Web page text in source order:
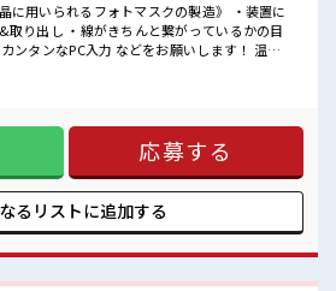
ッフさん多数カツヤク中》
キな職場環境☆
に用いられるフォトマスクの製造》 ・装置に
取り出し ・線がきちんと繋がっているかの目
ンタンなPC入力 などをお願いします！ 温度
のクリーンルームでの作業！ ※寮アリの
てます。 寮には駐車場も完備でマイカー通勤
での移動交通費も支給！ なので遠方からお越
ーンルーム内
湿度もキチンと管理されており、 季節に関係
働きやすい環境です。 クリーンルームでの作
務の経験がある方もお待ちしております！ 丁寧
代の男性スタッフさん多数カツヤク中》 キレ
カイテキな職場環境☆ 近くにコンビニがある
応募する
るリストに追加する